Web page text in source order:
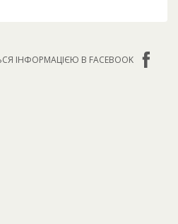
ІНФОРМАЦІЄЮ В FACEBOOK